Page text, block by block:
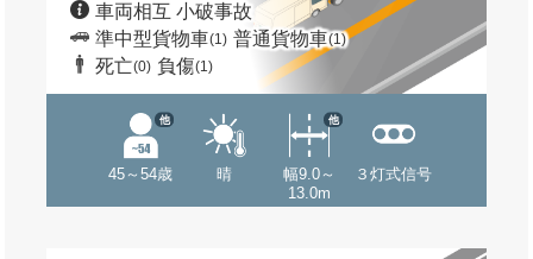
車両相互 小破事故
準中型貨物車(1) 普通貨物車(1)
死亡(0) 負傷(1)
45～54歳
他
晴
幅9.0～
13.0m
他
３灯式信号